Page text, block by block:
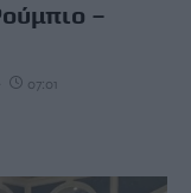
–
07:01